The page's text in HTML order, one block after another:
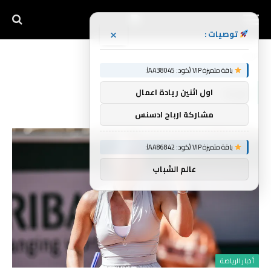
أخبار الرياضة
توصيات : ×
باقة متميزة VIP (كود: AA38045):
اول اثنين ريادة اعمال
مشاركة ارباح ادسنس
باقة متميزة VIP (كود: AA86842):
عالم الشباب